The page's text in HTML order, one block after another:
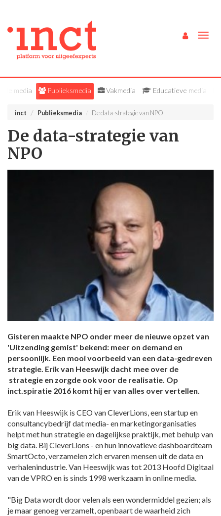
Alle media Publieksmedia Vakmedia Educatieve media
inct Publieksmedia De data-strategie van NPO
De data-strategie van
NPO
Gisteren maakte NPO onder meer de nieuwe opzet van
'Uitzending gemist' bekend: meer on demand en
persoonlijk. Een mooi voorbeeld van een data-gedreven
strategie. Erik van Heeswijk dacht mee over de
strategie en zorgde ook voor de realisatie. Op
inct.spiratie 2016 komt hij er van alles over vertellen.
Erik van Heeswijk is CEO van CleverLions, een startup en
consultancybedrijf dat media- en marketingorganisaties
helpt met hun strategie en dagelijkse praktijk, met behulp van
big data. Bij CleverLions - en hun innovatieve dashboardteam
SmartOcto, verzamelen zich ervaren mensen uit de data en
verhalenindustrie. Van Heeswijk was tot 2013 Hoofd Digitaal
van de VPRO en is sinds 1998 werkzaam in online media.
"Big Data wordt door velen als een wondermiddel gezien; als
je maar genoeg verzamelt, openbaart de waarheid zich